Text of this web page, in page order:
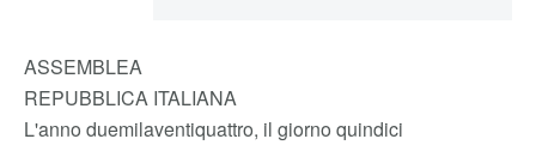
ASSEMBLEA
REPUBBLICA ITALIANA
L'anno duemilaventiquattro, il giorno quindici